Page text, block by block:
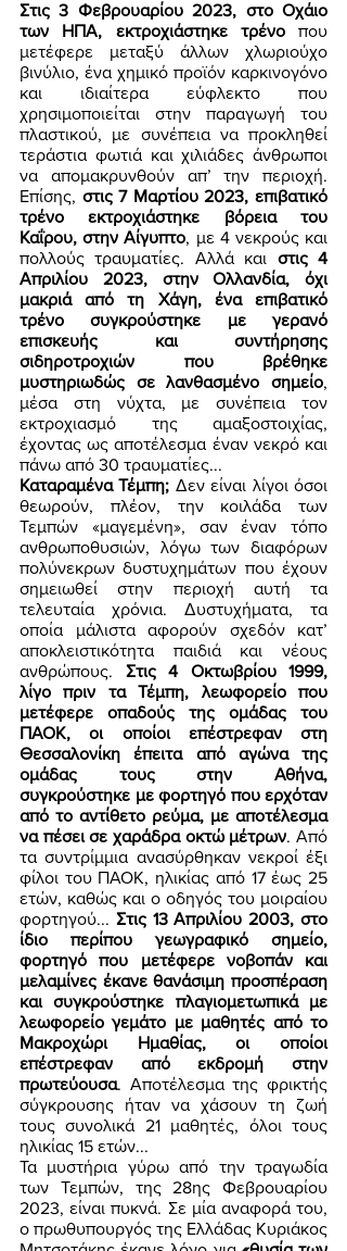
Στις 3 Φεβρουαρίου 2023, στο Οχάιο
των ΗΠΑ, εκτροχιάστηκε τρένο που
μετέφερε μεταξύ άλλων χλωριούχο
βινύλιο, ένα χημικό προϊόν καρκινογόνο
και ιδιαίτερα εύφλεκτο που
χρησιμοποιείται στην παραγωγή του
πλαστικού, με συνέπεια να προκληθεί
τεράστια φωτιά και χιλιάδες άνθρωποι
να απομακρυνθούν απ’ την περιοχή.
Επίσης, στις 7 Μαρτίου 2023, επιβατικό
τρένο εκτροχιάστηκε βόρεια του
Καΐρου, στην Αίγυπτο, με 4 νεκρούς και
πολλούς τραυματίες. Αλλά και στις 4
Απριλίου 2023, στην Ολλανδία, όχι
μακριά από τη Χάγη, ένα επιβατικό
τρένο συγκρούστηκε με γερανό
επισκευής και συντήρησης
σιδηροτροχιών που βρέθηκε
μυστηριωδώς σε λανθασμένο σημείο,
μέσα στη νύχτα, με συνέπεια τον
εκτροχιασμό της αμαξοστοιχίας,
έχοντας ως αποτέλεσμα έναν νεκρό και
πάνω από 30 τραυματίες...
Καταραμένα Τέμπη; Δεν είναι λίγοι όσοι
θεωρούν, πλέον, την κοιλάδα των
Τεμπών «μαγεμένη», σαν έναν τόπο
ανθρωποθυσιών, λόγω των διαφόρων
πολύνεκρων δυστυχημάτων που έχουν
σημειωθεί στην περιοχή αυτή τα
τελευταία χρόνια. Δυστυχήματα, τα
οποία μάλιστα αφορούν σχεδόν κατ’
αποκλειστικότητα παιδιά και νέους
ανθρώπους. Στις 4 Οκτωβρίου 1999,
λίγο πριν τα Τέμπη, λεωφορείο που
μετέφερε οπαδούς της ομάδας του
ΠΑΟΚ, οι οποίοι επέστρεφαν στη
Θεσσαλονίκη έπειτα από αγώνα της
ομάδας τους στην Αθήνα,
συγκρούστηκε με φορτηγό που ερχόταν
από το αντίθετο ρεύμα, με αποτέλεσμα
να πέσει σε χαράδρα οκτώ μέτρων. Από
τα συντρίμμια ανασύρθηκαν νεκροί έξι
φίλοι του ΠΑΟΚ, ηλικίας από 17 έως 25
ετών, καθώς και ο οδηγός του μοιραίου
φορτηγού... Στις 13 Απριλίου 2003, στο
ίδιο περίπου γεωγραφικό σημείο,
φορτηγό που μετέφερε νοβοπάν και
μελαμίνες έκανε θανάσιμη προσπέραση
και συγκρούστηκε πλαγιομετωπικά με
λεωφορείο γεμάτο με μαθητές από το
Μακροχώρι Ημαθίας, οι οποίοι
επέστρεφαν από εκδρομή στην
πρωτεύουσα. Αποτέλεσμα της φρικτής
σύγκρουσης ήταν να χάσουν τη ζωή
τους συνολικά 21 μαθητές, όλοι τους
ηλικίας 15 ετών...
Τα μυστήρια γύρω από την τραγωδία
των Τεμπών, της 28ης Φεβρουαρίου
2023, είναι πυκνά. Σε μία αναφορά του,
ο πρωθυπουργός της Ελλάδας Κυριάκος